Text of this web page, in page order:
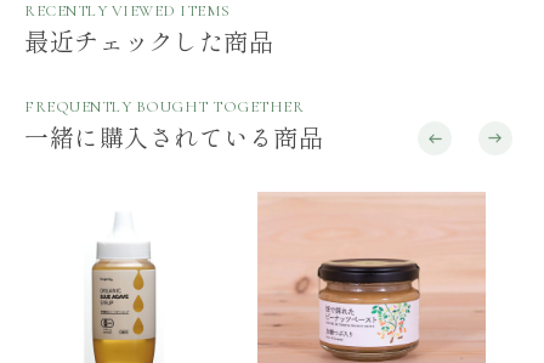
RECENTLY VIEWED ITEMS
最近チェックした商品
FREQUENTLY BOUGHT TOGETHER
一緒に購入されている商品